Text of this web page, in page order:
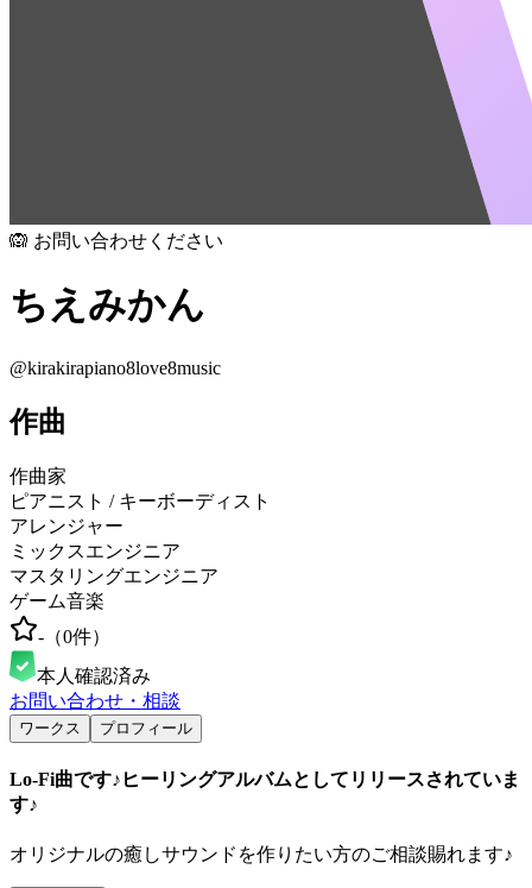
🙉 お問い合わせください
ちえみかん
@kirakirapiano8love8music
作曲
作曲家
ピアニスト / キーボーディスト
アレンジャー
ミックスエンジニア
マスタリングエンジニア
ゲーム音楽
- （0件）
本人確認済み
お問い合わせ・相談
ワークス プロフィール
Lo-Fi曲です♪ヒーリングアルバムとしてリリースされていま
す♪
オリジナルの癒しサウンドを作りたい方のご相談賜れます♪